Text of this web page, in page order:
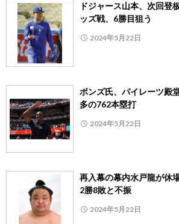
ドジャース山本、次回登
ッズ戦、6勝目狙う
2024年5月22日
ボンズ氏、パイレーツ殿
多の762本塁打
2024年5月22日
再入幕の幕内水戸龍が休
2勝8敗と不振
2024年5月22日